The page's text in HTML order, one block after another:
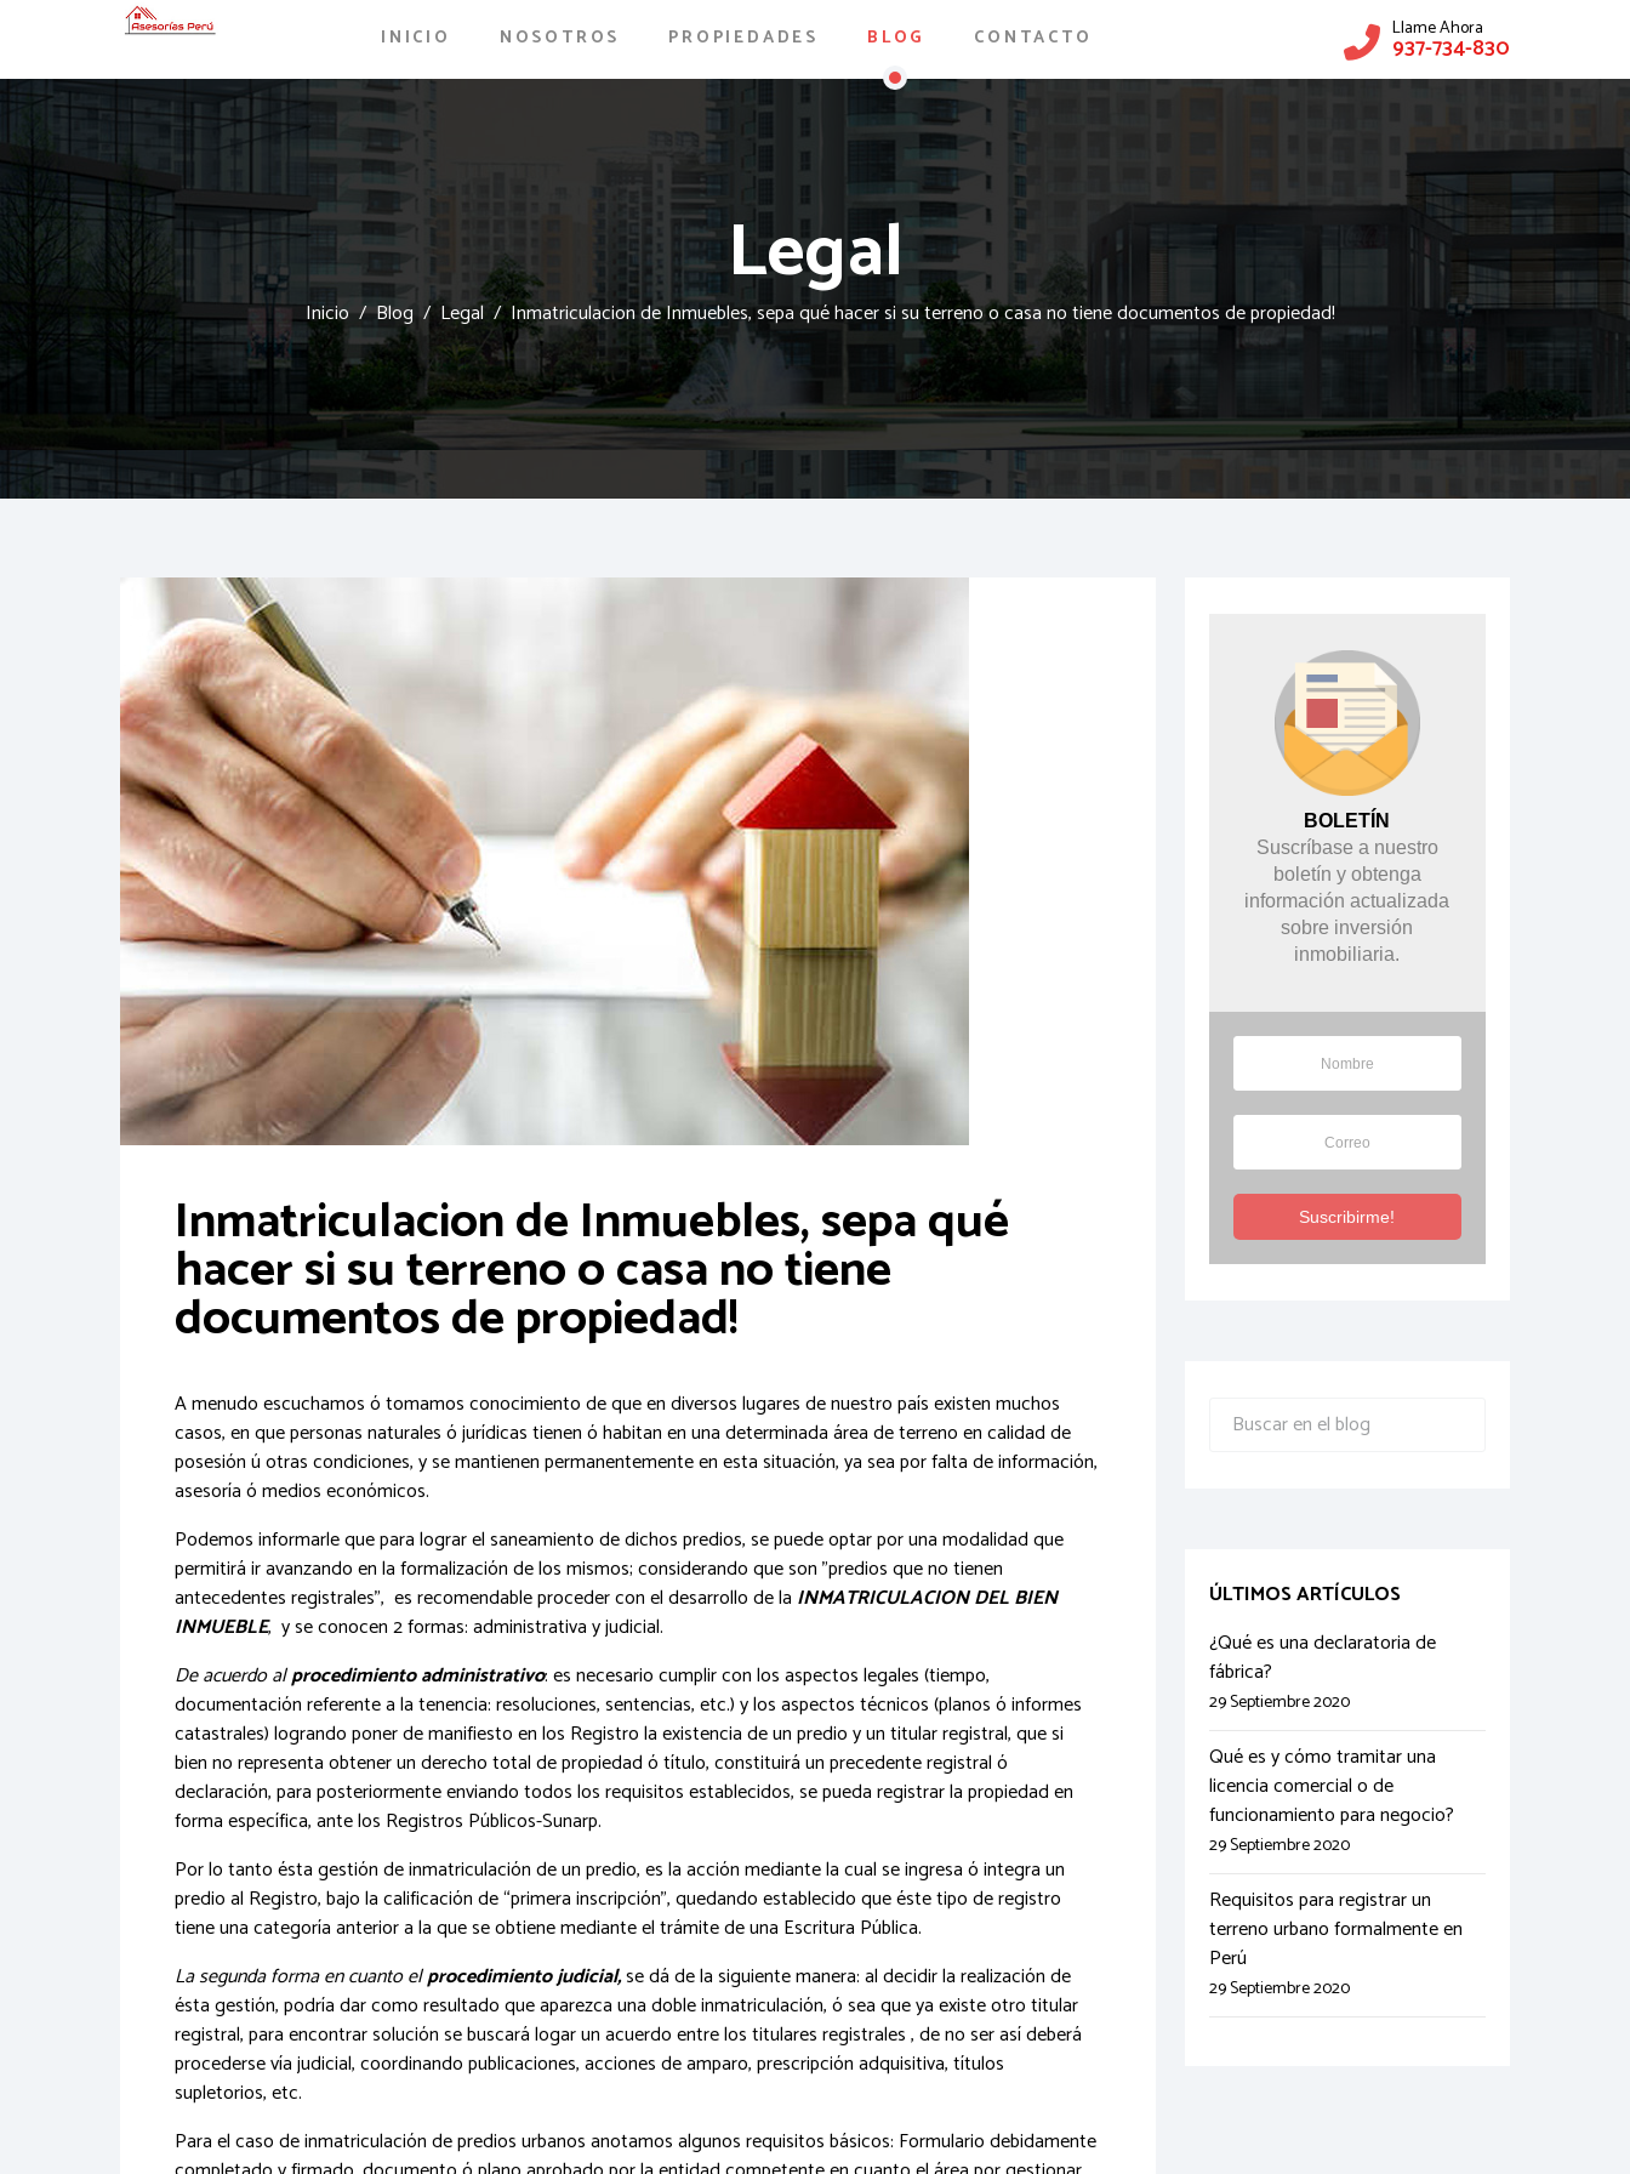
INICIO NOSOTROS PROPIEDADES BLOG CONTACTO Llame Ahora
937-734-830
Legal
Inicio Blog Legal Inmatriculacion de Inmuebles, sepa qué hacer si su terreno o casa no tiene documentos de propiedad!
Inmatriculacion de Inmuebles, sepa qué
hacer si su terreno o casa no tiene
documentos de propiedad!
A menudo escuchamos ó tomamos conocimiento de que en diversos lugares de nuestro país existen muchos
casos, en que personas naturales ó jurídicas tienen ó habitan en una determinada área de terreno en calidad de
posesión ú otras condiciones, y se mantienen permanentemente en esta situación, ya sea por falta de información,
asesoría ó medios económicos.
Podemos informarle que para lograr el saneamiento de dichos predios, se puede optar por una modalidad que
permitirá ir avanzando en la formalización de los mismos; considerando que son ”predios que no tienen
antecedentes registrales”, es recomendable proceder con el desarrollo de la INMATRICULACION DEL BIEN
INMUEBLE, y se conocen 2 formas: administrativa y judicial.
De acuerdo alprocedimiento administrativo: es necesario cumplir con los aspectos legales (tiempo,
documentación referente a la tenencia: resoluciones, sentencias, etc.) y los aspectos técnicos (planos ó informes
catastrales) logrando poner de manifiesto en los Registro la existencia de un predio y un titular registral, que si
bien no representa obtener un derecho total de propiedad ó título, constituirá un precedente registral ó
declaración, para posteriormente enviando todos los requisitos establecidos, se pueda registrar la propiedad en
forma específica, ante los Registros Públicos-Sunarp.
Por lo tanto ésta gestión de inmatriculación de un predio, es la acción mediante la cual se ingresa ó integra un
predio al Registro, bajo la calificación de “primera inscripción”, quedando establecido que éste tipo de registro
tiene una categoría anterior a la que se obtiene mediante el trámite de una Escritura Pública.
La segunda forma en cuanto elprocedimiento judicial,se dá de la siguiente manera: al decidir la realización de
ésta gestión, podría dar como resultado que aparezca una doble inmatriculación, ó sea que ya existe otro titular
registral, para encontrar solución se buscará logar un acuerdo entre los titulares registrales , de no ser así deberá
procederse vía judicial, coordinando publicaciones, acciones de amparo, prescripción adquisitiva, títulos
supletorios, etc.
Para el caso de inmatriculación de predios urbanos anotamos algunos requisitos básicos: Formulario debidamente
BOLETÍN
Suscríbase a nuestro
boletín y obtenga
información actualizada
sobre inversión
inmobiliaria.
Suscribirme!
ÚLTIMOS ARTÍCULOS
¿Qué es una declaratoria de
fábrica?
29 Septiembre 2020
Qué es y cómo tramitar una
licencia comercial o de
funcionamiento para negocio?
29 Septiembre 2020
Requisitos para registrar un
terreno urbano formalmente en
Perú
29 Septiembre 2020